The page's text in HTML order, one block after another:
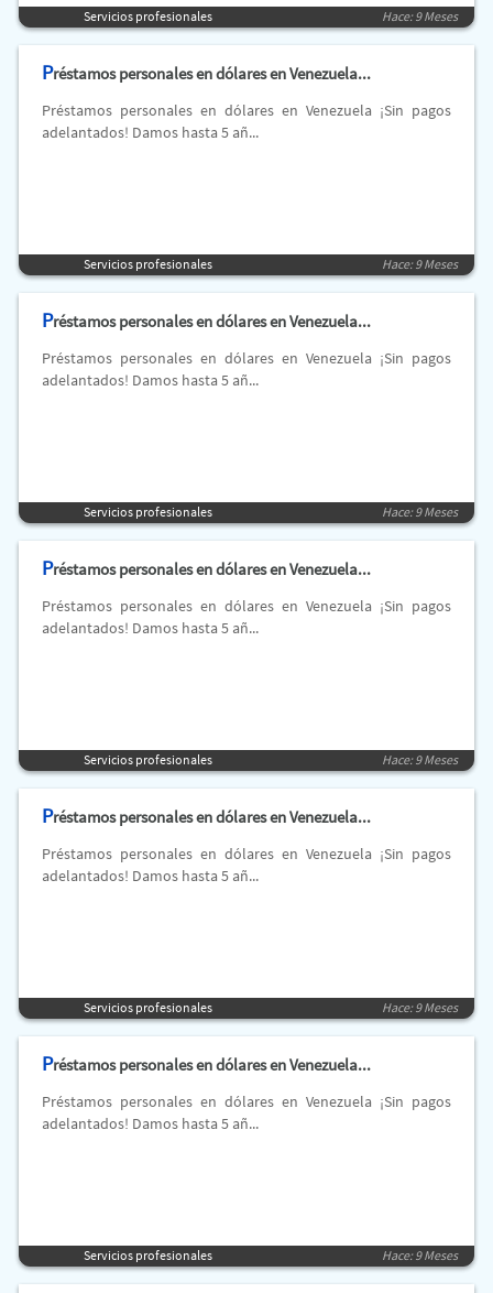
Servicios profesionales Hace: 9 Meses
Préstamos personales en dólares en Venezuela...
Préstamos personales en dólares en Venezuela ¡Sin pagos
adelantados! Damos hasta 5 añ...
Servicios profesionales Hace: 9 Meses
Préstamos personales en dólares en Venezuela...
Préstamos personales en dólares en Venezuela ¡Sin pagos
adelantados! Damos hasta 5 añ...
Servicios profesionales Hace: 9 Meses
Préstamos personales en dólares en Venezuela...
Préstamos personales en dólares en Venezuela ¡Sin pagos
adelantados! Damos hasta 5 añ...
Servicios profesionales Hace: 9 Meses
Préstamos personales en dólares en Venezuela...
Préstamos personales en dólares en Venezuela ¡Sin pagos
adelantados! Damos hasta 5 añ...
Servicios profesionales Hace: 9 Meses
Préstamos personales en dólares en Venezuela...
Préstamos personales en dólares en Venezuela ¡Sin pagos
adelantados! Damos hasta 5 añ...
Servicios profesionales Hace: 9 Meses